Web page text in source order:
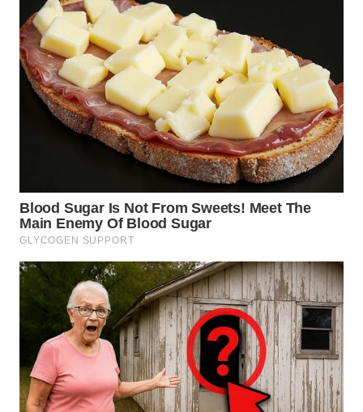
WN
KARAWANG
WN
BEKASI
WN
DEPOK
WN
TAPANULI
UTARA
WN
SAMOSIR
WN